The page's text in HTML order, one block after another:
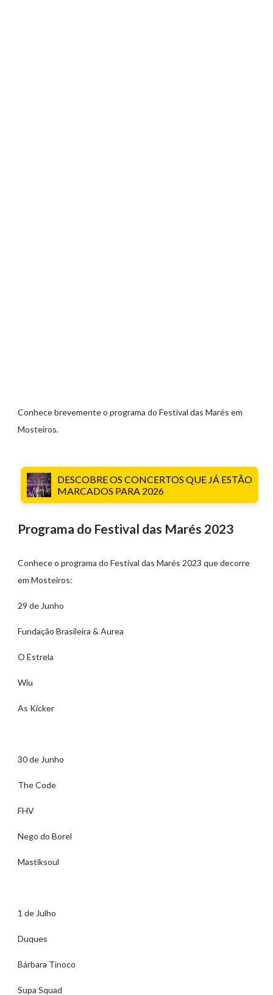
Conhece brevemente o programa do Festival das Marés em
Mosteiros.
DESCOBRE OS CONCERTOS QUE JÁ ESTÃO
MARCADOS PARA 2026
Programa do Festival das Marés 2023
Conhece o programa do Festival das Marés 2023 que decorre
em Mosteiros:
29 de Junho
Fundação Brasileira & Aurea
O Estrela
Wiu
As Kicker
30 de Junho
The Code
FHV
Nego do Borel
Mastiksoul
1 de Julho
Duques
Bárbara Tinoco
Supa Squad